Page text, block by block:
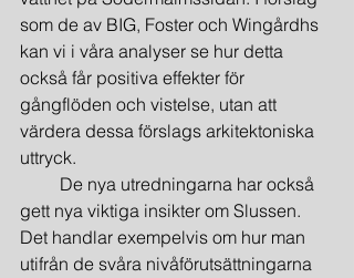
som de av BIG, Foster och Wingårdhs
kan vi i våra analyser se hur detta
också får positiva effekter för
gångflöden och vistelse, utan att
värdera dessa förslags arkitektoniska
uttryck.
De nya utredningarna har också
gett nya viktiga insikter om Slussen.
Det handlar exempelvis om hur man
utifrån de svåra nivåförutsättningarna